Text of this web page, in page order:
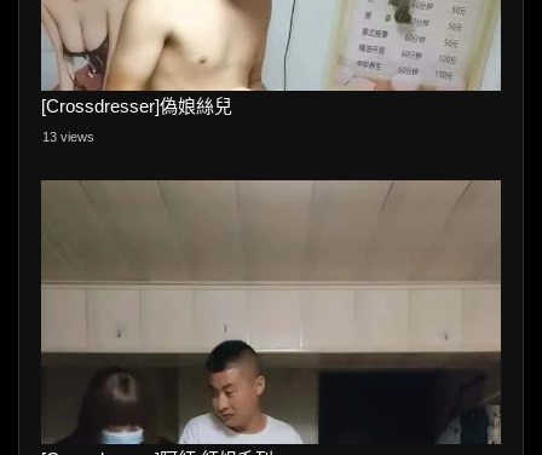
[Crossdresser]偽娘絲兒
13 views